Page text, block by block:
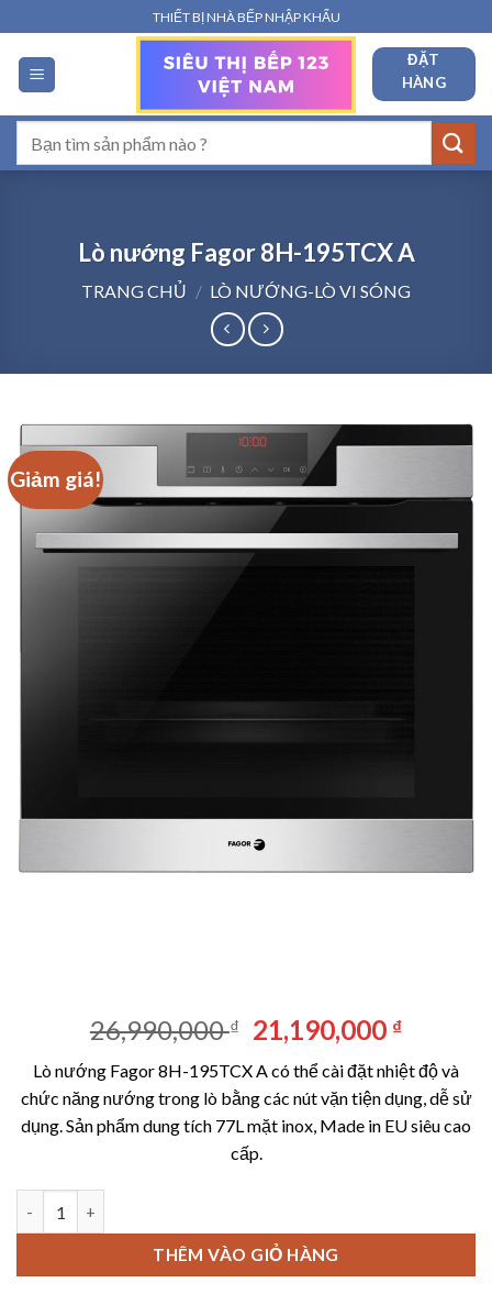
qua
nội
dung
THIẾT BỊ NHÀ BẾP NHẬP KHẨU
ĐẶT
HÀNG
kiếm:
Lò nướng Fagor 8H-195TCX A
TRANG CHỦ / LÒ NƯỚNG-LÒ VI SÓNG
Giảm giá!
26,990,000₫
Giá
gốc
là:
26,990,000 ₫.
21,190,000 ₫Giá
hiện
tại
là:
Lò nướng Fagor 8H-195TCX A có thể cài đặt nhiệt độ và
chức năng nướng trong lò bằng các nút vặn tiện dụng, dễ sử
dụng. Sản phẩm dung tích 77L mặt inox, Made in EU siêu cao
cấp.
THÊM VÀO GIỎ HÀNG